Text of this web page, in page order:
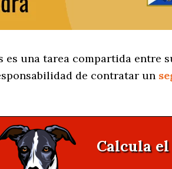
una tarea compartida entre
de contratar un
Calcula